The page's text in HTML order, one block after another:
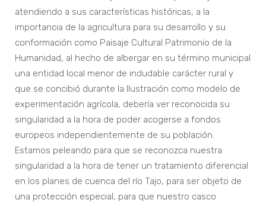
atendiendo a sus características históricas, a la
importancia de la agricultura para su desarrollo y su
conformación como Paisaje Cultural Patrimonio de la
Humanidad, al hecho de albergar en su término municipal
una entidad local menor de indudable carácter rural y
que se concibió durante la Ilustración como modelo de
experimentación agrícola, debería ver reconocida su
singularidad a la hora de poder acogerse a fondos
europeos independientemente de su población.
Estamos peleando para que se reconozca nuestra
singularidad a la hora de tener un tratamiento diferencial
en los planes de cuenca del río Tajo, para ser objeto de
una protección especial, para que nuestro casco